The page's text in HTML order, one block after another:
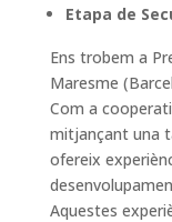
Etapa de
Ens trobem a
Maresme
Com a
mitjançant una
ofereix
Aquestes